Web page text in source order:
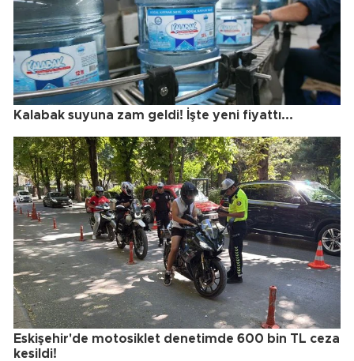
Kalabak suyuna zam geldi! İşte yeni fiyattı...
Eskişehir'de motosiklet denetimde 600 bin TL ceza
kesildi!